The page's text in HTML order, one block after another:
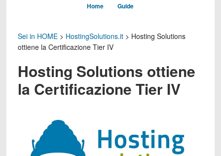
Home Guide
Sei in HOME> HostingSolutions.it> Hosting Solutions
ottiene la Certificazione Tier IV
Hosting Solutions ottiene
la Certificazione Tier IV